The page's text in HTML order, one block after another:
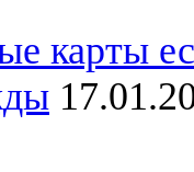
карты